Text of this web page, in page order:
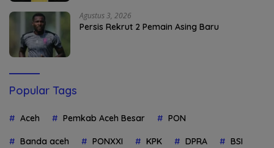
Agustus 3, 2026
Persis Rekrut 2 Pemain Asing Baru
Popular Tags
Aceh Pemkab Aceh Besar PON
Banda aceh PONXXI KPK DPRA BSI